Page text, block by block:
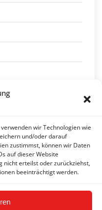
wir Technologien wie
und/oder darauf
zustimmst, können wir Daten
auf dieser Website
nicht erteilst oder zurückziehst,
beeinträchtigt werden.